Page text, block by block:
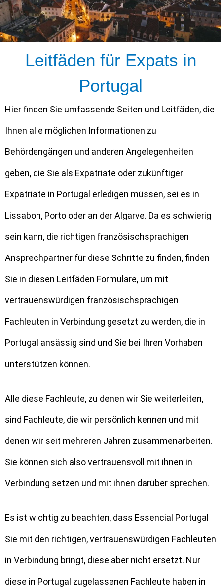
Leitfäden für Expats in
Portugal
Hier finden Sie umfassende Seiten und Leitfäden, die
Ihnen alle möglichen Informationen zu
Behördengängen und anderen Angelegenheiten
geben, die Sie als Expatriate oder zukünftiger
Expatriate in Portugal erledigen müssen, sei es in
Lissabon, Porto oder an der Algarve. Da es schwierig
sein kann, die richtigen französischsprachigen
Ansprechpartner für diese Schritte zu finden, finden
Sie in diesen Leitfäden Formulare, um mit
vertrauenswürdigen französischsprachigen
Fachleuten in Verbindung gesetzt zu werden, die in
Portugal ansässig sind und Sie bei Ihren Vorhaben
unterstützen können.
Alle diese Fachleute, zu denen wir Sie weiterleiten,
sind Fachleute, die wir persönlich kennen und mit
denen wir seit mehreren Jahren zusammenarbeiten.
Sie können sich also vertrauensvoll mit ihnen in
Verbindung setzen und mit ihnen darüber sprechen.
Es ist wichtig zu beachten, dass Essencial Portugal
Sie mit den richtigen, vertrauenswürdigen Fachleuten
in Verbindung bringt, diese aber nicht ersetzt. Nur
diese in Portugal zugelassenen Fachleute haben in